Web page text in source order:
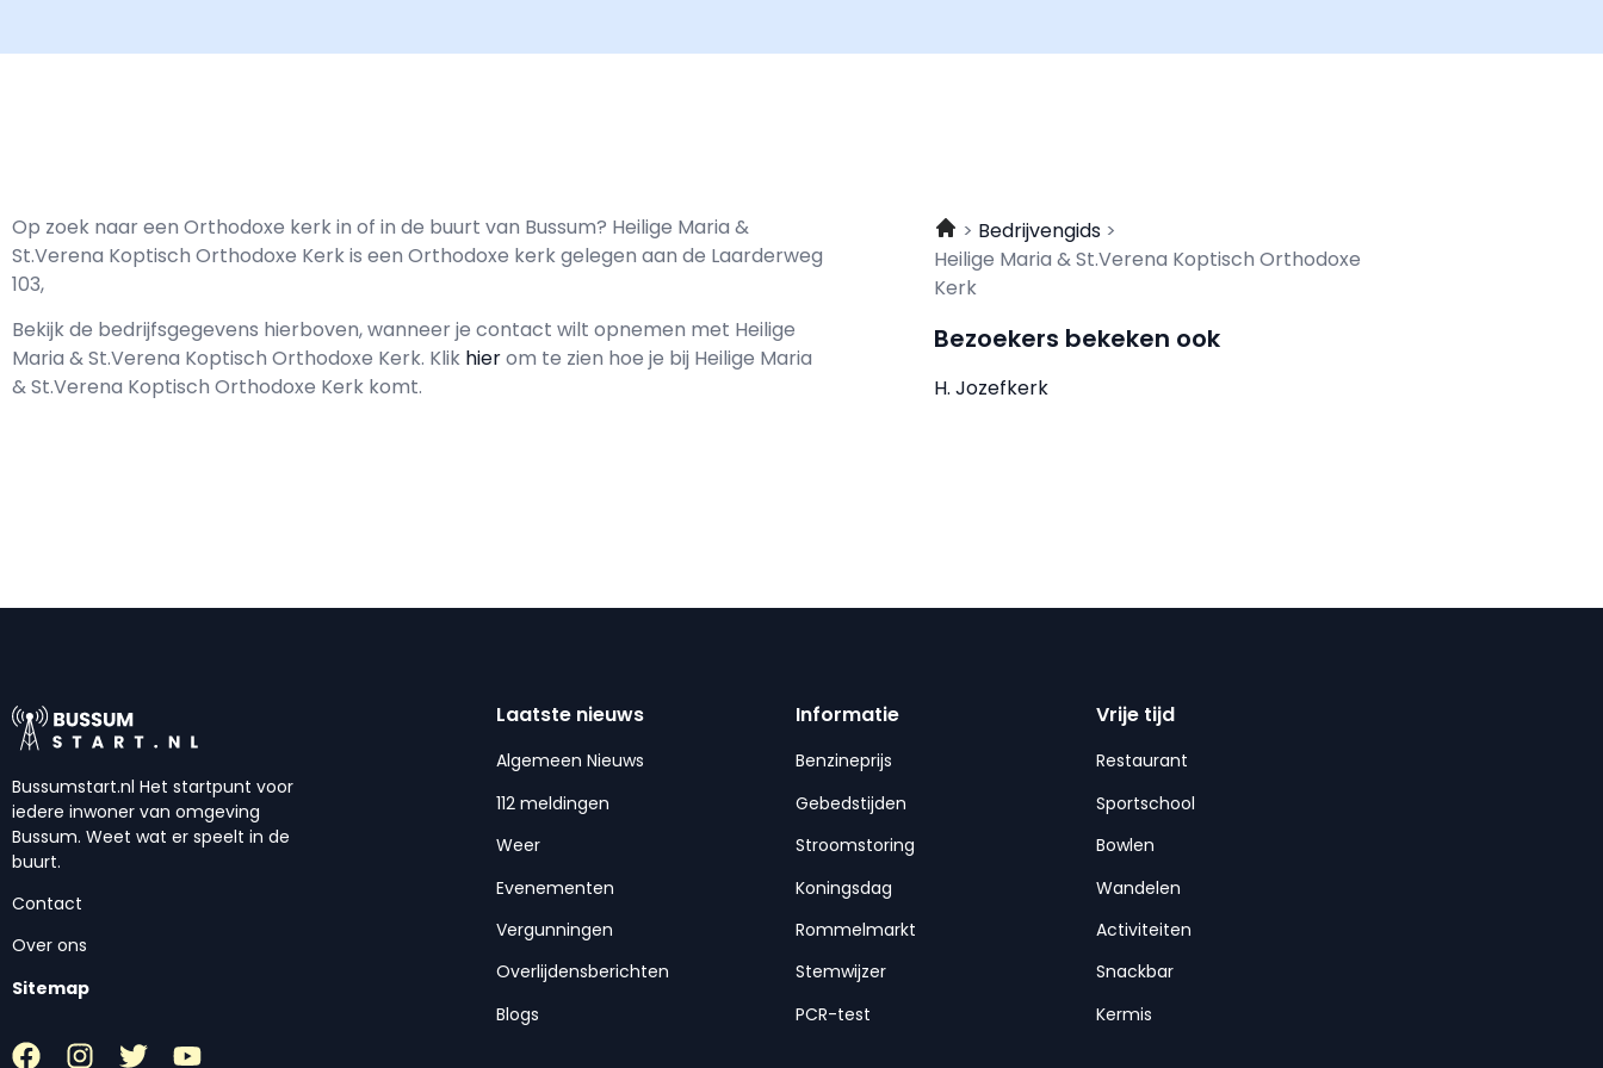
Op zoek naar een Orthodoxe kerk in of in de buurt van Bussum? Heilige Maria &
St.Verena Koptisch Orthodoxe Kerk is een Orthodoxe kerk gelegen aan de Laarderweg
103,
Bekijk de bedrijfsgegevens hierboven, wanneer je contact wilt opnemen met Heilige
Maria & St.Verena Koptisch Orthodoxe Kerk. Klik hierom te zien hoe je bij Heilige Maria
& St.Verena Koptisch Orthodoxe Kerk komt.
Bedrijvengids
Heilige Maria & St.Verena Koptisch Orthodoxe
Kerk
Bezoekers bekeken ook
H. Jozefkerk
Bussumstart.nl Het startpunt voor
iedere inwoner van omgeving
Bussum. Weet wat er speelt in de
buurt.
Contact
Over ons
Sitemap
Laatste nieuws
Algemeen Nieuws
112 meldingen
Weer
Evenementen
Vergunningen
Overlijdensberichten
Blogs
Informatie
Benzineprijs
Gebedstijden
Stroomstoring
Koningsdag
Rommelmarkt
Stemwijzer
PCR-test
Vrije tijd
Restaurant
Sportschool
Bowlen
Wandelen
Activiteiten
Snackbar
Kermis